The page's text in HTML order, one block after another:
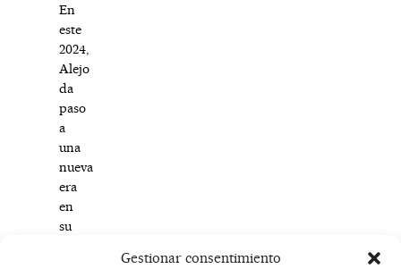
Gestionar consentimiento
En
este
2024,
Alejo
da
paso
a
una
nueva
era
en
su